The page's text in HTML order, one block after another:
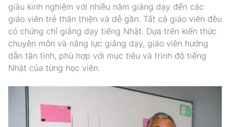
giàu kinh nghiệm với nhiều năm giảng dạy đến các
giáo viên trẻ thân thiện và dễ gần. Tất cả giáo viên đều
có chứng chỉ giảng dạy tiếng Nhật. Dựa trên kiến thức
chuyên môn và năng lực giảng dạy, giáo viên hướng
dẫn tận tình, phù hợp với mục tiêu và trình độ tiếng
Nhật của từng học viên.